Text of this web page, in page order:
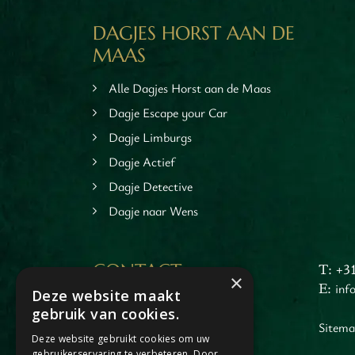
Tours
DAGJES HORST AAN DE
MAAS
Alle Dagjes Horst aan de Maas
Dagje Escape your Car
Dagje Limburgs
Dagje Actief
Dagje Detective
Dagje naar Wens
CONTACT
Dagje Horst aan de Maas
Jacob Merlostraat 1
5961AA Horst
T:
E:
×
Deze website maakt
gebruik van cookies.
Deze website gebruikt cookies om uw